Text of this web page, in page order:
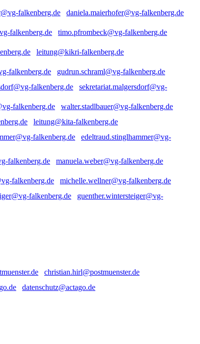
daniela.maierhofer@vg-falkenberg.de
timo.pfrombeck@vg-falkenberg.de
leitung@kikri-falkenberg.de
gudrun.schraml@vg-falkenberg.de
sekretariat.malgersdorf@vg-
walter.stadlbauer@vg-falkenberg.de
leitung@kita-falkenberg.de
edeltraud.stinglhammer@vg-
manuela.weber@vg-falkenberg.de
michelle.wellner@vg-falkenberg.de
guenther.wintersteiger@vg-
christian.hirl@postmuenster.de
datenschutz@actago.de